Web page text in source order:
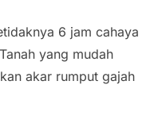
6 jam cahaya
yang mudah
akar rumput gajah